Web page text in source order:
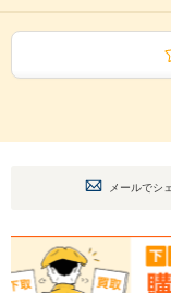
メールでシ